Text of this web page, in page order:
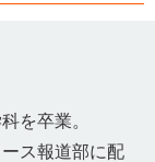
を卒業。
ス報道部に配